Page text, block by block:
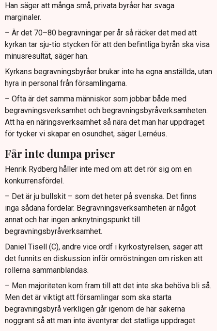
Han säger att många små, privata byråer har svaga
marginaler.
– Är det 70–80 begravningar per år så räcker det med att
kyrkan tar sju-tio stycken för att den befintliga byrån ska visa
minusresultat, säger han.
Kyrkans begravningsbyråer brukar inte ha egna anställda, utan
hyra in personal från församlingarna.
– Ofta är det samma människor som jobbar både med
begravningsverksamhet och begravningsbyråverksamheten.
Att ha en näringsverksamhet så nära det man har uppdraget
för tycker vi skapar en osundhet, säger Lernéus.
Får inte dumpa priser
Henrik Rydberg håller inte med om att det rör sig om en
konkurrensfördel.
– Det är ju bullskit – som det heter på svenska. Det finns
inga sådana fördelar. Begravningsverksamheten är något
annat och har ingen anknytningspunkt till
begravningsbyråverksamhet.
Daniel Tisell (C), andre vice ordf i kyrkostyrelsen, säger att
det funnits en diskussion inför omröstningen om risken att
rollerna sammanblandas.
– Men majoriteten kom fram till att det inte ska behöva bli så.
Men det är viktigt att församlingar som ska starta
begravningsbyrå verkligen går igenom de här sakerna
noggrant så att man inte äventyrar det statliga uppdraget.